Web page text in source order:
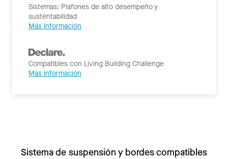
Sistemas: Plafones de alto desempeño y
sustentabilidad
Más información
Compatibles con Living Building Challenge
Más información
Sistema de suspensión y bordes compatibles